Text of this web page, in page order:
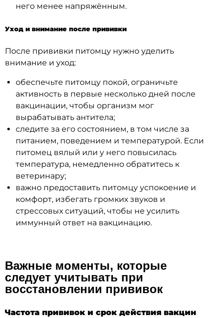
него менее напряжённым.
Уход и внимание после прививки
После прививки питомцу нужно уделить
внимание и уход:
обеспечьте питомцу покой, ограничьте
активность в первые несколько дней после
вакцинации, чтобы организм мог
вырабатывать антитела;
следите за его состоянием, в том числе за
питанием, поведением и температурой. Если
питомец вялый или у него повысилась
температура, немедленно обратитесь к
ветеринару;
важно предоставить питомцу успокоение и
комфорт, избегать громких звуков и
стрессовых ситуаций, чтобы не усилить
иммунный ответ на вакцинацию.
Важные моменты, которые
следует учитывать при
восстановлении прививок
Частота прививок и срок действия вакцин